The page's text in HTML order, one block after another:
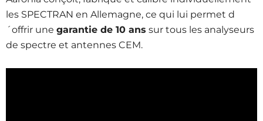
les SPECTRAN en Allemagne, ce qui lui permet d
´offrir une garantie de 10 ans sur tous les analyseurs
de spectre et antennes CEM.